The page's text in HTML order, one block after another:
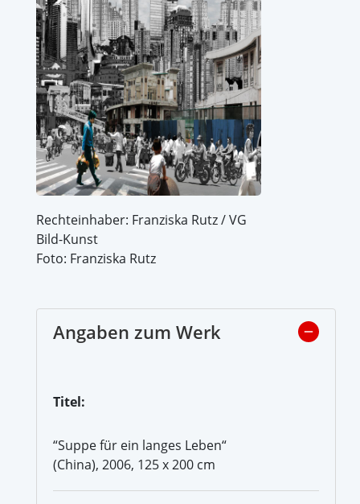
Rechteinhaber: Franziska Rutz / VG
Bild-Kunst
Foto: Franziska Rutz
Angaben zum Werk
Titel:
“Suppe für ein langes Leben“
(China), 2006, 125 x 200 cm